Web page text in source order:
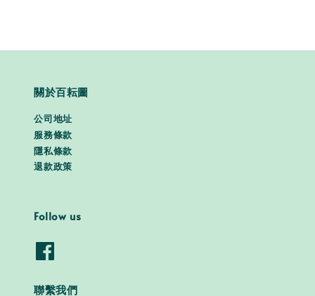
關於百耘圖
公司地址
服務條款
隱私條款
退款政策
Follow us
聯繫我們